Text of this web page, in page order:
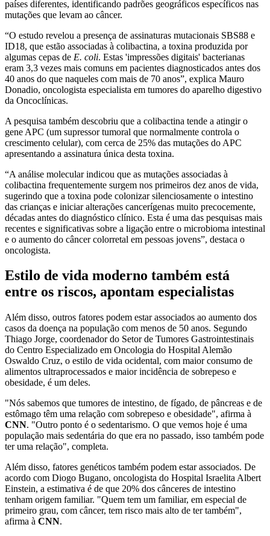
países diferentes, identificando padrões geográficos específicos nas
mutações que levam ao câncer.
“O estudo revelou a presença de assinaturas mutacionais SBS88 e
ID18, que estão associadas à colibactina, a toxina produzida por
algumas cepas de E. coli. Estas 'impressões digitais' bacterianas
eram 3,3 vezes mais comuns em pacientes diagnosticados antes dos
40 anos do que naqueles com mais de 70 anos”, explica Mauro
Donadio, oncologista especialista em tumores do aparelho digestivo
da Oncoclínicas.
A pesquisa também descobriu que a colibactina tende a atingir o
gene APC (um supressor tumoral que normalmente controla o
crescimento celular), com cerca de 25% das mutações do APC
apresentando a assinatura única desta toxina.
“A análise molecular indicou que as mutações associadas à
colibactina frequentemente surgem nos primeiros dez anos de vida,
sugerindo que a toxina pode colonizar silenciosamente o intestino
das crianças e iniciar alterações cancerígenas muito precocemente,
décadas antes do diagnóstico clínico. Esta é uma das pesquisas mais
recentes e significativas sobre a ligação entre o microbioma intestinal
e o aumento do câncer colorretal em pessoas jovens”, destaca o
oncologista.
Estilo de vida moderno também está
entre os riscos, apontam especialistas
Além disso, outros fatores podem estar associados ao aumento dos
casos da doença na população com menos de 50 anos. Segundo
Thiago Jorge, coordenador do Setor de Tumores Gastrointestinais
do Centro Especializado em Oncologia do Hospital Alemão
Oswaldo Cruz, o estilo de vida ocidental, com maior consumo de
alimentos ultraprocessados e maior incidência de sobrepeso e
obesidade, é um deles.
"Nós sabemos que tumores de intestino, de fígado, de pâncreas e de
estômago têm uma relação com sobrepeso e obesidade", afirma à
CNN. "Outro ponto é o sedentarismo. O que vemos hoje é uma
população mais sedentária do que era no passado, isso também pode
ter uma relação", completa.
Além disso, fatores genéticos também podem estar associados. De
acordo com Diogo Bugano, oncologista do Hospital Israelita Albert
Einstein, a estimativa é de que 20% dos cânceres de intestino
tenham origem familiar. "Quem tem um familiar, em especial de
primeiro grau, com câncer, tem risco mais alto de ter também",
afirma à CNN.